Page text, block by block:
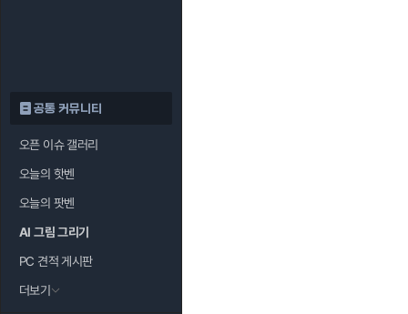
공통 커뮤니티
오픈 이슈 갤러리
오늘의 핫벤
오늘의 팟벤
AI 그림 그리기
PC 견적 게시판
더보기